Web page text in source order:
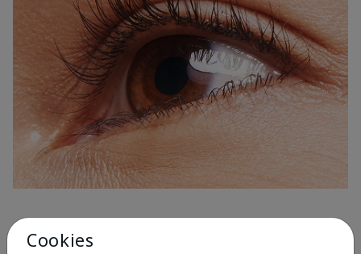
1 Capa
Cookies